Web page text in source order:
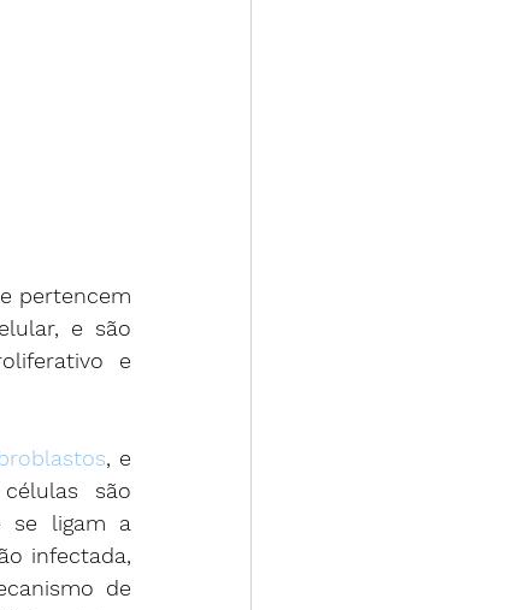
pertencem
e são
e
, e
são
se ligam a
infectada,
de